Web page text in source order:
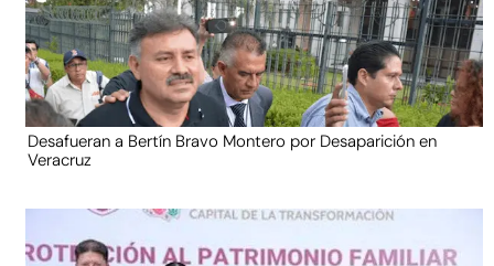
Desafueran a Bertín Bravo Montero por Desaparición en
Veracruz